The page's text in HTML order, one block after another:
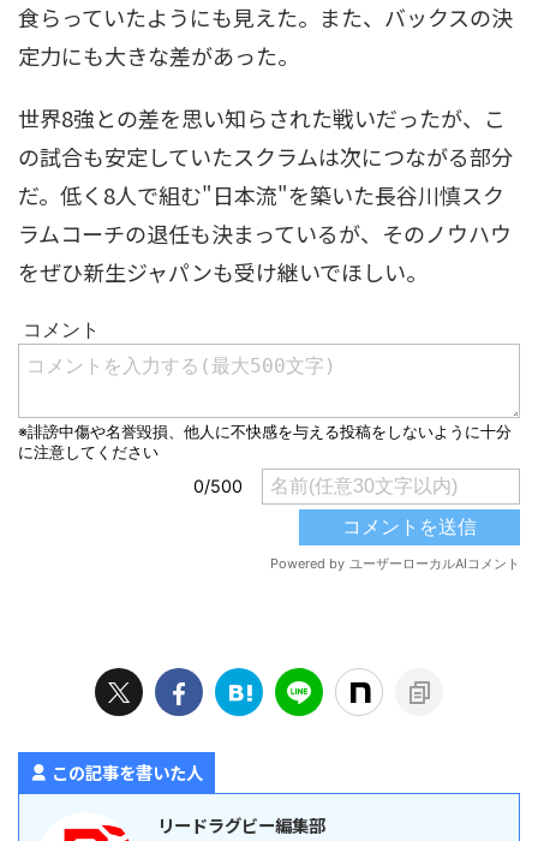
食らっていたようにも見えた。また、バックスの決
定力にも大きな差があった。
世界8強との差を思い知らされた戦いだったが、こ
の試合も安定していたスクラムは次につながる部分
だ。低く8人で組む"日本流"を築いた長谷川慎スク
ラムコーチの退任も決まっているが、そのノウハウ
をぜひ新生ジャパンも受け継いでほしい。
この記事を書いた人
リードラグビー編集部